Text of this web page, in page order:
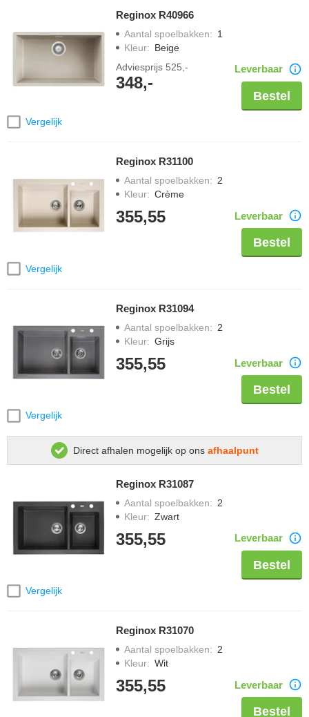
Vergelijk
Reginox R40966
Aantal spoelbakken: 1
Kleur: Beige
Adviesprijs 525,-
348,-
Leverbaar
Bestel
Vergelijk
Reginox R31100
Aantal spoelbakken: 2
Kleur: Crème
355,55 Leverbaar
Bestel
Vergelijk
Reginox R31094
Aantal spoelbakken: 2
Kleur: Grijs
355,55 Leverbaar
Bestel
Direct afhalen mogelijk op ons afhaalpunt
Vergelijk
Reginox R31087
Aantal spoelbakken: 2
Kleur: Zwart
355,55 Leverbaar
Bestel
Reginox R31070
Aantal spoelbakken: 2
Kleur: Wit
355,55 Leverbaar
Bestel